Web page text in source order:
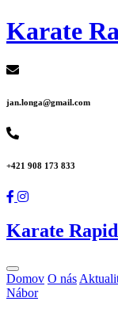
Karate
jan.longa@gmail.com
+421 908 173 833
Karate Rapid
Domov O nás
Nábor